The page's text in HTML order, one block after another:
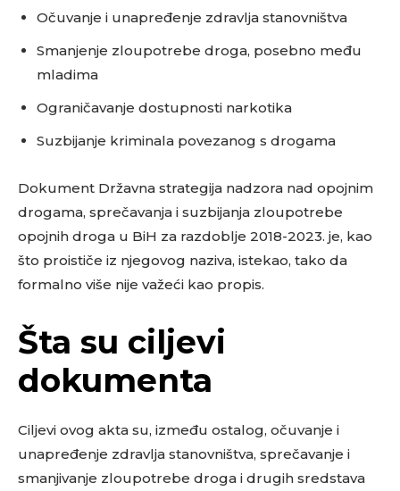
Očuvanje i unapređenje zdravlja stanovništva
Smanjenje zloupotrebe droga, posebno među
mladima
Ograničavanje dostupnosti narkotika
Suzbijanje kriminala povezanog s drogama
Dokument Državna strategija nadzora nad opojnim
drogama, sprečavanja i suzbijanja zloupotrebe
opojnih droga u BiH za razdoblje 2018-2023. je, kao
što proističe iz njegovog naziva, istekao, tako da
formalno više nije važeći kao propis.
Šta su ciljevi
dokumenta
Ciljevi ovog akta su, između ostalog, očuvanje i
unapređenje zdravlja stanovništva, sprečavanje i
smanjivanje zloupotrebe droga i drugih sredstava